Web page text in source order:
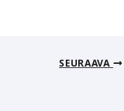
SEURAAVA